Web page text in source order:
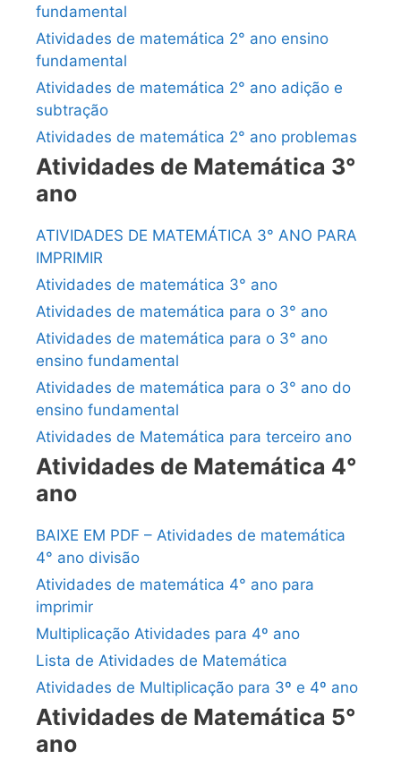
fundamental
Atividades de matemática 2° ano ensino
fundamental
Atividades de matemática 2° ano adição e
subtração
Atividades de matemática 2° ano problemas
Atividades de Matemática 3°
ano
ATIVIDADES DE MATEMÁTICA 3° ANO PARA
IMPRIMIR
Atividades de matemática 3° ano
Atividades de matemática para o 3° ano
Atividades de matemática para o 3° ano
ensino fundamental
Atividades de matemática para o 3° ano do
ensino fundamental
Atividades de Matemática para terceiro ano
Atividades de Matemática 4°
ano
BAIXE EM PDF – Atividades de matemática
4° ano divisão
Atividades de matemática 4° ano para
imprimir
Multiplicação Atividades para 4º ano
Lista de Atividades de Matemática
Atividades de Multiplicação para 3º e 4º ano
Atividades de Matemática 5°
ano